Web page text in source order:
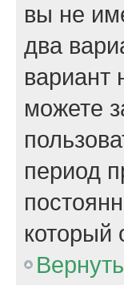
вы не
два
вариант
можете
период
который